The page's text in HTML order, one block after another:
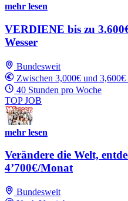
mehr lesen
VERDIENE bis zu
Wesser
Bundesweit
Zwischen 3,000€ und
40 Stunden pro Woche
TOP JOB
mehr lesen
Verändere die Welt,
4’700€/Monat
Bundesweit